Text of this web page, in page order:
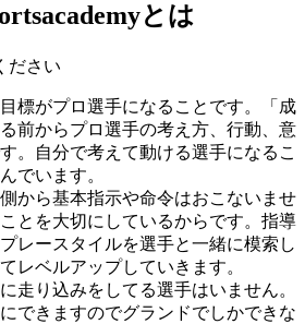
とは
ださい
標がプロ選手になることです。「成
前からプロ選手の考え方、行動、意
。自分で考えて動ける選手になるこ
でいます。
から基本指示や命令はおこないませ
とを大切にしているからです。指導
レースタイルを選手と一緒に模索し
レベルアップしていきます。
走り込みをしてる選手はいません。
できますのでグランドでしかできな